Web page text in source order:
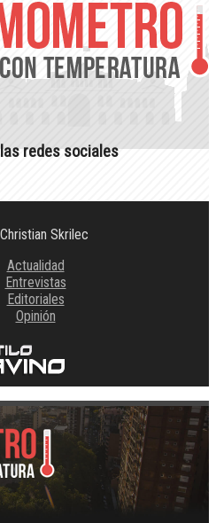
redes sociales
Skrilec
Actualidad
Entrevistas
Editoriales
Opinión